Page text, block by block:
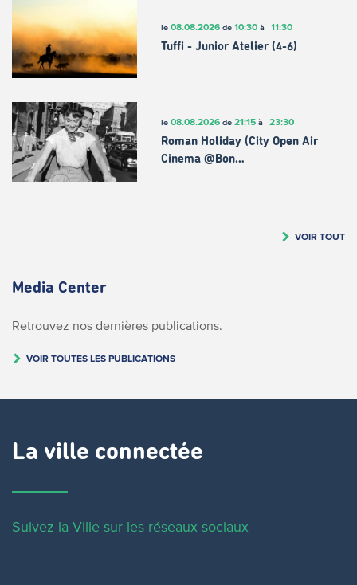
le 08.08.2026de 10:30à 11:30
Tuffi - Junior Atelier (4-6)
le 08.08.2026de 21:15à 23:30
Roman Holiday (City Open Air
Cinema @Bon…
VOIR TOUT
Media Center
Retrouvez nos dernières publications.
VOIR TOUTES LES PUBLICATIONS
La ville connectée
Suivez la Ville sur les réseaux sociaux